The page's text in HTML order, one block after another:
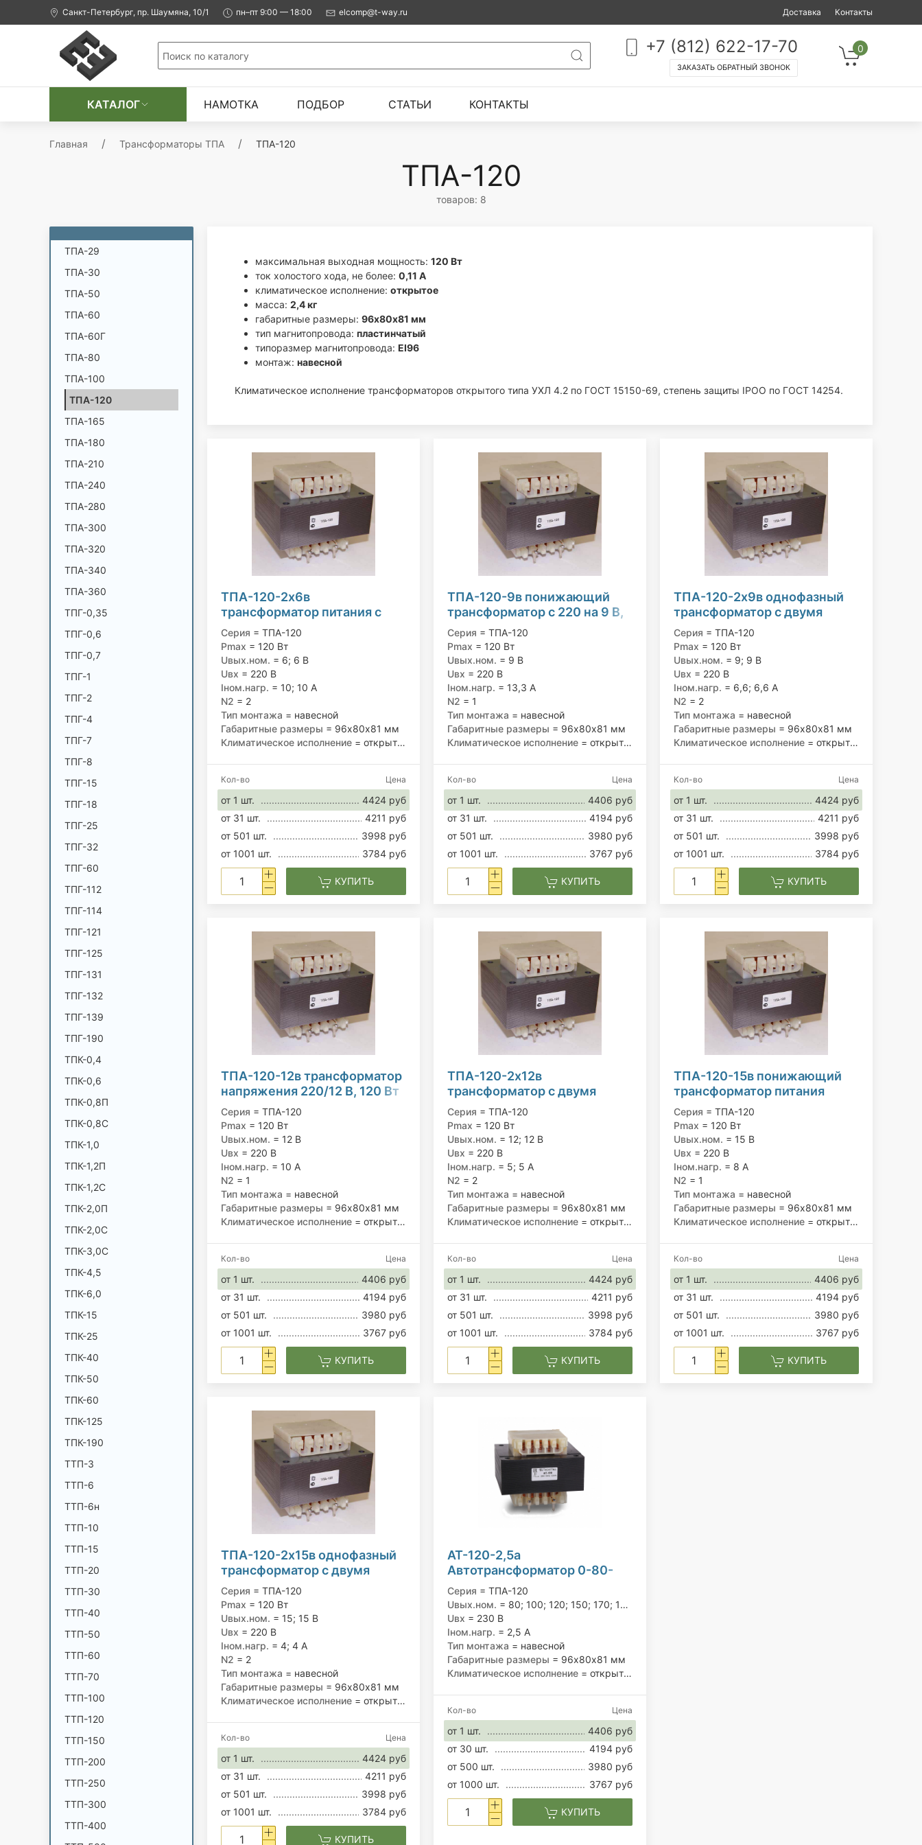
Санкт-Петербург, пр. Шаумяна, 10/1 пн–пт 9:00 — 18:00 elcomp@t-way.ru Доставка Контакты
+7 (812) 622-17-70
ЗАКАЗАТЬ ОБРАТНЫЙ ЗВОНОК
0
КАТАЛОГ НАМОТКА ПОДБОР СТАТЬИ КОНТАКТЫ
Главная Трансформаторы ТПА ТПА-120
ТПА-120
товаров: 8
ТП-135
ТП-139
ТП-151
ТП-152
ТП-155
ТП-321
ТП-322
ТПА-20
ТПА-29
ТПА-30
ТПА-50
ТПА-60
ТПА-60Г
ТПА-80
ТПА-100
ТПА-120
ТПА-165
ТПА-180
ТПА-210
ТПА-240
ТПА-280
ТПА-300
ТПА-320
ТПА-340
ТПА-360
ТПГ-0,35
ТПГ-0,6
ТПГ-0,7
ТПГ-1
ТПГ-2
ТПГ-4
ТПГ-7
ТПГ-8
ТПГ-15
ТПГ-18
ТПГ-25
ТПГ-32
ТПГ-60
ТПГ-112
ТПГ-114
ТПГ-121
ТПГ-125
ТПГ-131
ТПГ-132
ТПГ-139
ТПГ-190
ТПК-0,4
ТПК-0,6
ТПК-0,8П
ТПК-0,8С
ТПК-1,0
ТПК-1,2П
ТПК-1,2С
ТПК-2,0П
ТПК-2,0С
ТПК-3,0С
ТПК-4,5
ТПК-6,0
ТПК-15
ТПК-25
ТПК-40
ТПК-50
ТПК-60
ТПК-125
ТПК-190
ТТП-3
ТТП-6
ТТП-6н
ТТП-10
ТТП-15
ТТП-20
ТТП-30
ТТП-40
ТТП-50
ТТП-60
ТТП-70
ТТП-100
ТТП-120
ТТП-150
ТТП-200
ТТП-250
ТТП-300
ТТП-400
максимальная выходная мощность: 120 Вт
ток холостого хода, не более: 0,11 A
климатическое исполнение: открытое
масса: 2,4 кг
габаритные размеры: 96х80х81 мм
тип магнитопровода: пластинчатый
типоразмер магнитопровода: EI96
монтаж: навесной
Климатическое исполнение трансформаторов открытого типа УХЛ 4.2 по ГОСТ 15150-69, степень защиты IPOO по ГОСТ 14254.
ТПА-120-2х6в
трансформатор питания с
двумя вторичными
обмотками 220/6; 6 В, 120 Вт
Серия = ТПА-120
Pmax = 120 Вт
Uвых.ном. = 6; 6 В
Uвх = 220 В
Iном.нагр. = 10; 10 А
N2 = 2
Тип монтажа = навесной
Габаритные размеры = 96х80х81 мм
Климатическое исполнение = открытое
Кол-во Цена
от 1 шт.
4424 руб
от 31 шт.
4211 руб
от 501 шт.
3998 руб
от 1001 шт.
3784 руб
КУПИТЬ
ТПА-120-9в понижающий
трансформатор с 220 на 9 В,
120 Вт
Серия = ТПА-120
Pmax = 120 Вт
Uвых.ном. = 9 В
Uвх = 220 В
Iном.нагр. = 13,3 А
N2 = 1
Тип монтажа = навесной
Габаритные размеры = 96х80х81 мм
Климатическое исполнение= открытое
Кол-во Цена
от 1 шт.
4406 руб
от 31 шт.
4194 руб
от 501 шт.
3980 руб
от 1001 шт.
3767 руб
КУПИТЬ
ТПА-120-2х9в однофазный
трансформатор с двумя
вторичными обмотками
220/9; 9 В, 120 Вт
Серия = ТПА-120
Pmax = 120 Вт
Uвых.ном. = 9; 9 В
Uвх = 220 В
Iном.нагр. = 6,6; 6,6 А
N2 = 2
Тип монтажа = навесной
Габаритные размеры = 96х80х81 мм
Климатическое исполнение= открытое
Кол-во Цена
от 1 шт.
4424 руб
от 31 шт.
4211 руб
от 501 шт.
3998 руб
от 1001 шт.
3784 руб
КУПИТЬ
ТПА-120-12в трансформатор
напряжения 220/12 В, 120 Вт
Серия = ТПА-120
Pmax = 120 Вт
Uвых.ном. = 12 В
Uвх = 220 В
Iном.нагр. = 10 А
N2 = 1
Тип монтажа = навесной
Габаритные размеры = 96х80х81 мм
Климатическое исполнение = открытое
Кол-во Цена
от 1 шт.
4406 руб
от 31 шт.
4194 руб
от 501 шт.
3980 руб
от 1001 шт.
3767 руб
КУПИТЬ
ТПА-120-2х12в
трансформатор с двумя
вторичными обмотками
220/12; 12 В, 120 Вт
Серия = ТПА-120
Pmax = 120 Вт
Uвых.ном. = 12; 12 В
Uвх = 220 В
Iном.нагр. = 5; 5 А
N2 = 2
Тип монтажа = навесной
Габаритные размеры = 96х80х81 мм
Климатическое исполнение= открытое
Кол-во Цена
от 1 шт.
4424 руб
от 31 шт.
4211 руб
от 501 шт.
3998 руб
от 1001 шт.
3784 руб
КУПИТЬ
ТПА-120-15в понижающий
трансформатор питания
220/15 В, 120 Вт
Серия = ТПА-120
Pmax = 120 Вт
Uвых.ном. = 15 В
Uвх = 220 В
Iном.нагр. = 8 А
N2 = 1
Тип монтажа = навесной
Габаритные размеры = 96х80х81 мм
Климатическое исполнение= открытое
Кол-во Цена
от 1 шт.
4406 руб
от 31 шт.
4194 руб
от 501 шт.
3980 руб
от 1001 шт.
3767 руб
КУПИТЬ
ТПА-120-2х15в однофазный
трансформатор с двумя
вторичными обмотками
220/15; 15 В, 120 Вт
Серия = ТПА-120
Pmax = 120 Вт
Uвых.ном. = 15; 15 В
Uвх = 220 В
Iном.нагр. = 4; 4 А
N2 = 2
Тип монтажа = навесной
Габаритные размеры = 96х80х81 мм
Климатическое исполнение = открытое
Кол-во Цена
от 1 шт.
4424 руб
от 31 шт.
4211 руб
от 501 шт.
3998 руб
от 1001 шт.
3784 руб
КУПИТЬ
АТ-120-2,5а
Автотрансформатор 0-80-
100-120-150-170-190-230 В,
2,5 А
Серия = ТПА-120
Uвых.ном. = 80; 100; 120; 150; 170; 190; 230 В
Uвх = 230 В
Iном.нагр. = 2,5 А
Тип монтажа = навесной
Габаритные размеры = 96х80х81 мм
Климатическое исполнение= открытое
Кол-во Цена
от 1 шт.
4406 руб
от 30 шт.
4194 руб
от 500 шт.
3980 руб
от 1000 шт.
3767 руб
КУПИТЬ